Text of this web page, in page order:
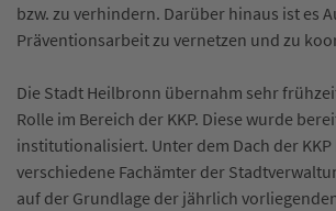
bzw. zu verhindern. Darüber hinaus ist es
Präventionsarbeit zu vernetzen und zu
Die Stadt Heilbronn übernahm sehr
Rolle im Bereich der KKP. Diese wurde
institutionalisiert. Unter dem Dach der KKP
verschiedene Fachämter der
auf der Grundlage der jährlich